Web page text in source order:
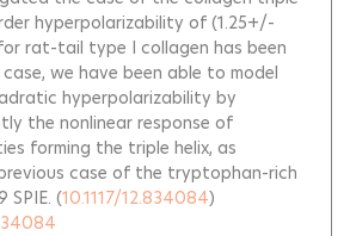
hyperpolarizability of (1.25+/-
rat-tail type I collagen has been
we have been able to model
hyperpolarizability by
the nonlinear response of
forming the triple helix, as
case of the tryptophan-rich
(10.1117/12.834084)